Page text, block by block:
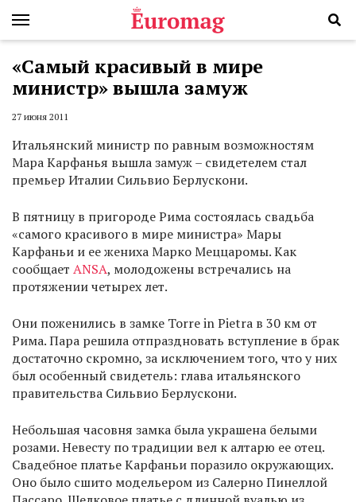
«Самый красивый в мире
министр» вышла замуж
27 июня 2011
Итальянский министр по равным возможностям
Мара Карфанья вышла замуж – свидетелем стал
премьер Италии Сильвио Берлускони.
В пятницу в пригороде Рима состоялась свадьба
«самого красивого в мире министра» Мары
Карфаньи и ее жениха Марко Меццаромы. Как
сообщает ANSA, молодожены встречались на
протяжении четырех лет.
Они поженились в замке Torre in Pietra в 30 км от
Рима. Пара решила отпраздновать вступление в брак
достаточно скромно, за исключением того, что у них
был особенный свидетель: глава итальянского
правительства Сильвио Берлускони.
Небольшая часовня замка была украшена белыми
розами. Невесту по традиции вел к алтарю ее отец.
Свадебное платье Карфаньи поразило окружающих.
Оно было сшито модельером из Салерно Пинеллой